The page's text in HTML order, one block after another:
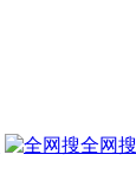
全网搜